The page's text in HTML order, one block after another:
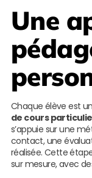
Une
Chaque élève est
de cours
s’appuie sur une
contact, une
réalisée. Cette
sur mesure, avec